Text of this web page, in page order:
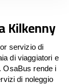
Kilkenny
servizio di
di viaggiatori e
OsaBus rende i
di noleggio